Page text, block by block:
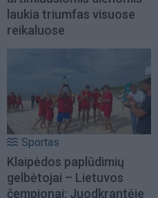
laukia triumfas visuose
reikaluose
Sportas
Klaipėdos paplūdimių
gelbėtojai – Lietuvos
čempionai: Juodkrantėje